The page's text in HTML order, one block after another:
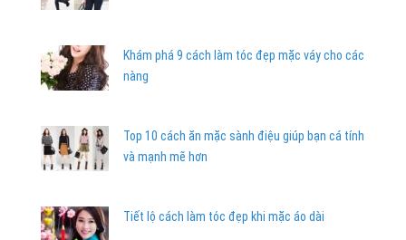
Khám phá 9 cách làm tóc đẹp mặc váy cho các
nàng
Top 10 cách ăn mặc sành điệu giúp bạn cá tính
và mạnh mẽ hơn
Tiết lộ cách làm tóc đẹp khi mặc áo dài